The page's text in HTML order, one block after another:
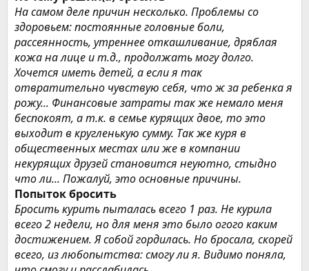
На самом деле причин несколько. Проблемы со
здоровьем: постоянные головные боли,
рассеянность, утреннее откашливание, дряблая
кожа на лице и т.д., продолжать могу долго.
Хочется иметь детей, а если я так
отвратительно чувствую себя, что ж за ребенка я
рожу... Финансовые затраты так же немало меня
беспокоят, а т.к. в семье курящих двое, то это
выходит в кругленькую сумму. Так же куря в
общественных местах или же в компании
некурящих друзей становится неуютно, стыдно
что ли... Пожалуй, это основные причины.
Попыток бросить
Бросить курить пыталась всего 1 раз. Не курила
всего 2 недели, но для меня это было огого каким
достижением. Я собой гордилась. Но бросала, скорей
всего, из любопытства: смогу ли я. Видимо поняла,